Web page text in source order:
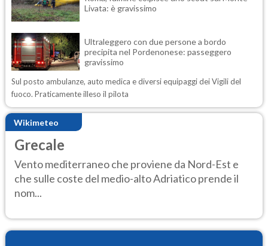
Livata: è gravissimo
Ultraleggero con due persone a bordo
precipita nel Pordenonese: passeggero
gravissimo
Sul posto ambulanze, auto medica e diversi equipaggi dei Vigili del
fuoco. Praticamente illeso il pilota
Wikimeteo
Grecale
Vento mediterraneo che proviene da Nord-Est e
che sulle coste del medio-alto Adriatico prende il
nom...